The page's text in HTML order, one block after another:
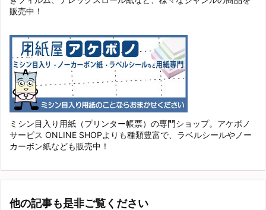
販売中！
ミシン目入り用紙（プリンター帳票）の専門ショップ。アケボノ
サービス ONLINE SHOPよりも種類豊富で、ラベルシールやノー
カーボン紙なども販売中！
他の記事も是非ご覧ください